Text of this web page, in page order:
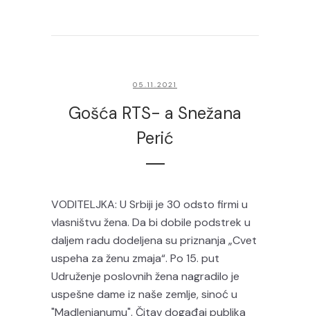
05.11.2021
Gošća RTS- a Snežana
Perić
VODITELJKA: U Srbiji je 30 odsto firmi u
vlasništvu žena. Da bi dobile podstrek u
daljem radu dodeljena su priznanja „Cvet
uspeha za ženu zmaja“. Po 15. put
Udruženje poslovnih žena nagradilo je
uspešne dame iz naše zemlje, sinoć u
"Madlenianumu". Čitav događaj publika